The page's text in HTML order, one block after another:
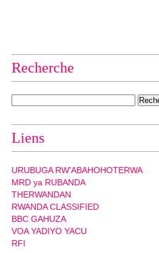
Recherche
Liens
URUBUGA RW'ABAHOHOTERWA
MRD ya RUBANDA
THERWANDAN
RWANDA CLASSIFIED
BBC GAHUZA
VOA YADIYO YACU
RFI